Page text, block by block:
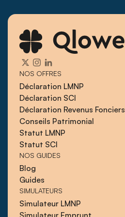
NOS OFFRES
Déclaration LMNP
Déclaration SCI
Déclaration Revenus Fonciers
Conseils Patrimonial
Statut LMNP
Statut SCI
NOS GUIDES
Blog
Guides
SIMULATEURS
Simulateur LMNP
Simulateur Emprunt